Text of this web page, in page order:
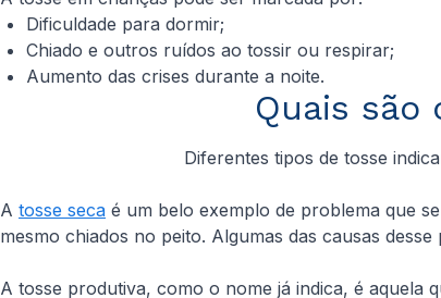
Dificuldade para dormir;
Chiado e outros ruídos ao tossir ou respirar;
Aumento das crises durante a noite.
Quais são
Diferentes tipos de tosse
A tosse seca é um belo exemplo de problema que
mesmo chiados no peito. Algumas das causas
A tosse produtiva, como o nome já indica, é aquela